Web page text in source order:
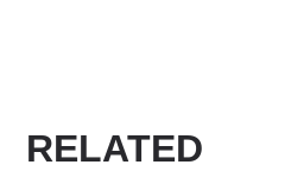
RELATED